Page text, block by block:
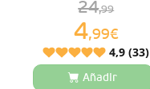
24,99
4,99€
4,9 (33)
Añadir